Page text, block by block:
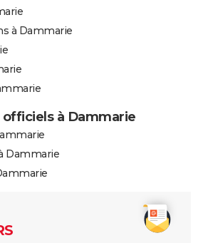
à Dammarie
à Dammarie
Dammarie